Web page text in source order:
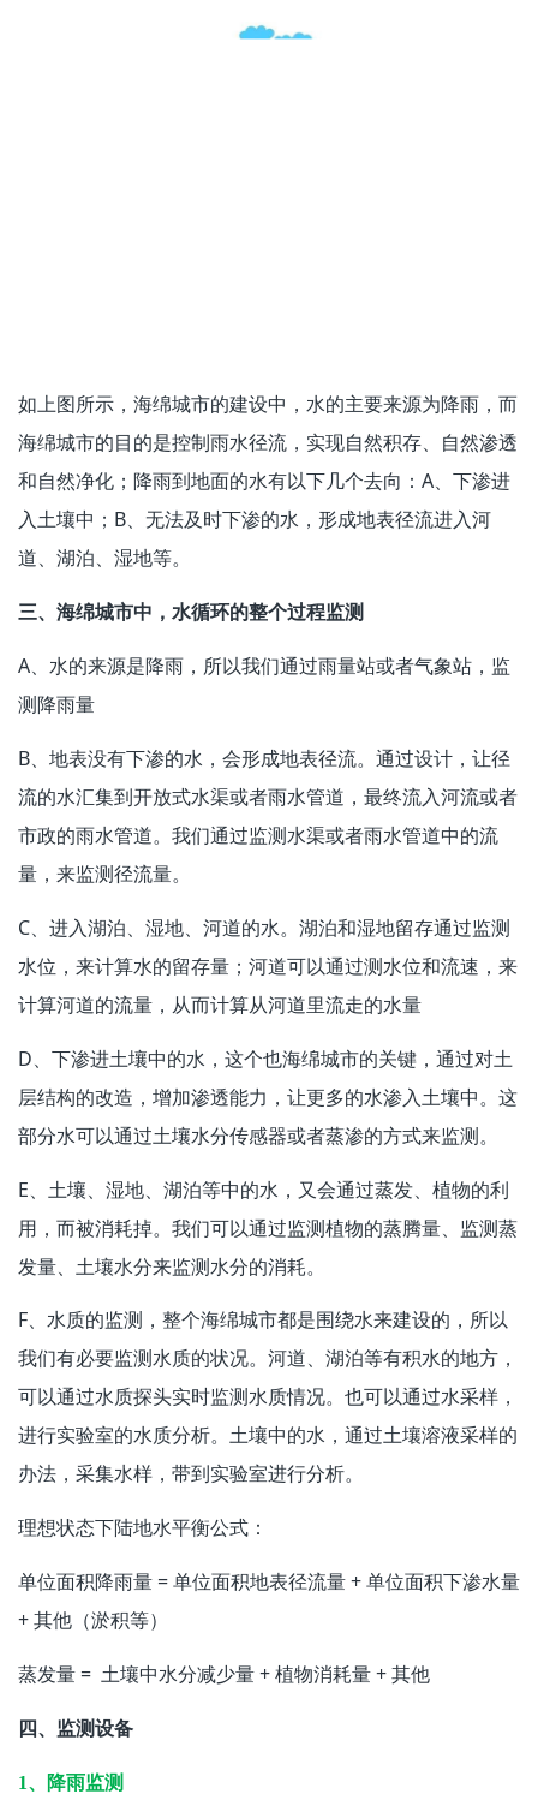
如上图所示，海绵城市的建设中，水的主要来源为降雨，而
海绵城市的目的是控制雨水径流，实现自然积存、自然渗透
和自然净化；降雨到地面的水有以下几个去向：A、下渗进
入土壤中；B、无法及时下渗的水，形成地表径流进入河
道、湖泊、湿地等。
三、海绵城市中，水循环的整个过程监测
A、水的来源是降雨，所以我们通过雨量站或者气象站，监
测降雨量
B、地表没有下渗的水，会形成地表径流。通过设计，让径
流的水汇集到开放式水渠或者雨水管道，最终流入河流或者
市政的雨水管道。我们通过监测水渠或者雨水管道中的流
量，来监测径流量。
C、进入湖泊、湿地、河道的水。湖泊和湿地留存通过监测
水位，来计算水的留存量；河道可以通过测水位和流速，来
计算河道的流量，从而计算从河道里流走的水量
D、下渗进土壤中的水，这个也海绵城市的关键，通过对土
层结构的改造，增加渗透能力，让更多的水渗入土壤中。这
部分水可以通过土壤水分传感器或者蒸渗的方式来监测。
E、土壤、湿地、湖泊等中的水，又会通过蒸发、植物的利
用，而被消耗掉。我们可以通过监测植物的蒸腾量、监测蒸
发量、土壤水分来监测水分的消耗。
F、水质的监测，整个海绵城市都是围绕水来建设的，所以
我们有必要监测水质的状况。河道、湖泊等有积水的地方，
可以通过水质探头实时监测水质情况。也可以通过水采样，
进行实验室的水质分析。土壤中的水，通过土壤溶液采样的
办法，采集水样，带到实验室进行分析。
理想状态下陆地水平衡公式：
单位面积降雨量 = 单位面积地表径流量 + 单位面积下渗水量
+ 其他（淤积等）
蒸发量 = 土壤中水分减少量 + 植物消耗量 + 其他
四、监测设备
1、降雨监测